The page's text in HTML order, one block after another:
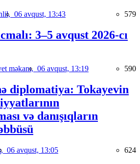
06 avqust, 13:43 579
3–5 avqust 2026-cı
məkanı, 06 avqust, 13:19 590
diplomatiya: Tokayevin
və danışıqların
06 avqust, 13:05 624